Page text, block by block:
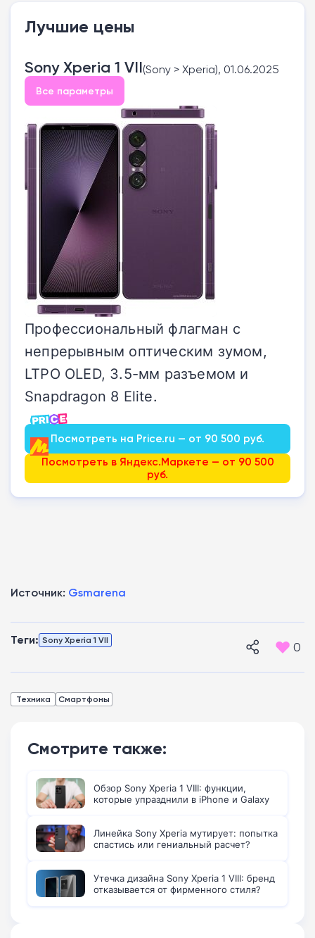
Лучшие цены
Sony Xperia 1 VII(Sony > Xperia), 01.06.2025
Все параметры
Профессиональный флагман с
непрерывным оптическим зумом,
LTPO OLED, 3.5-мм разъемом и
Snapdragon 8 Elite.
Посмотреть на Price.ru — от 90 500 руб.
Посмотреть в Яндекс.Маркете — от 90 500
руб.
Источник: Gsmarena
Теги: Sony Xperia 1 VII 0
Техника Смартфоны
Смотрите также:
Обзор Sony Xperia 1 VIII: функции,
которые упразднили в iPhone и Galaxy
Линейка Sony Xperia мутирует: попытка
спастись или гениальный расчет?
Утечка дизайна Sony Xperia 1 VIII: бренд
отказывается от фирменного стиля?